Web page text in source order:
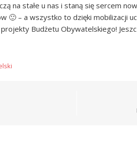
na stałe u nas i staną się sercem
🙂 – a wszystko to dzięki mobilizacji
Budżetu Obywatelskiego!